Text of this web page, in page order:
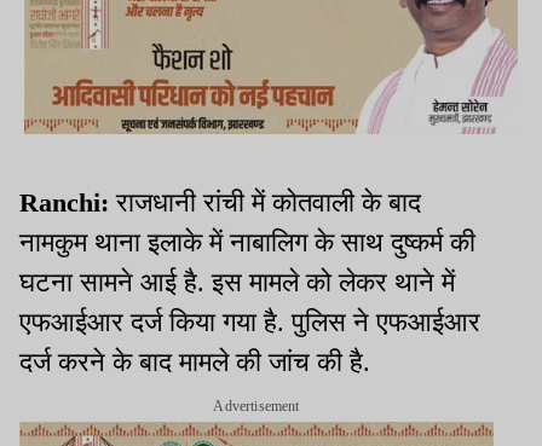
Ranchi:राजधानी रांची में कोतवाली के बाद
नामकुम थाना इलाके में नाबालिग के साथ दुष्कर्म की
घटना सामने आई है. इस मामले को लेकर थाने में
एफआईआर दर्ज किया गया है. पुलिस ने एफआईआर
दर्ज करने के बाद मामले की जांच की है.
Advertisement